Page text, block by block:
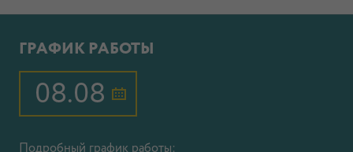
ГРАФИК РАБОТЫ
08.08
Подробный график работы: